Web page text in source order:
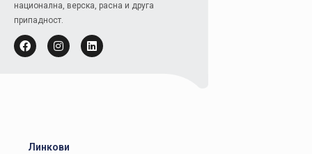
национална, верска, расна и друга
припадност.
Линкови